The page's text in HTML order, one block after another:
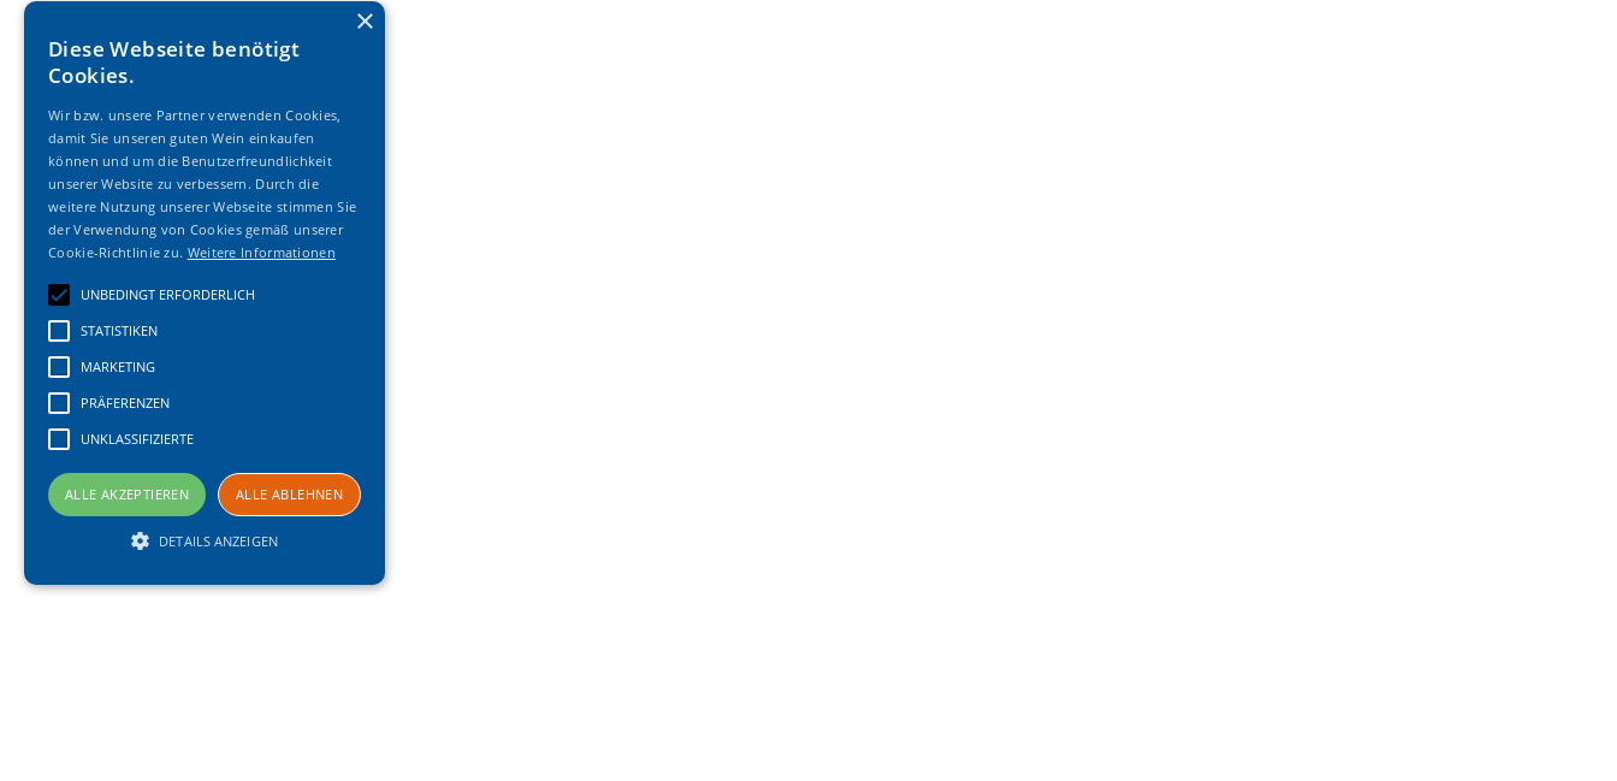
Diese Webseite benötigt
Cookies.
Wir bzw. unsere Partner verwenden Cookies,
damit Sie unseren guten Wein einkaufen
können und um die Benutzerfreundlichkeit
unserer Website zu verbessern. Durch die
weitere Nutzung unserer Webseite stimmen Sie
der Verwendung von Cookies gemäß unserer
Cookie-Richtlinie zu. Weitere Informationen
UNBEDINGT ERFORDERLICH
STATISTIKEN
MARKETING
PRÄFERENZEN
UNKLASSIFIZIERTE
ALLE AKZEPTIEREN ALLE ABLEHNEN
DETAILS ANZEIGEN
×